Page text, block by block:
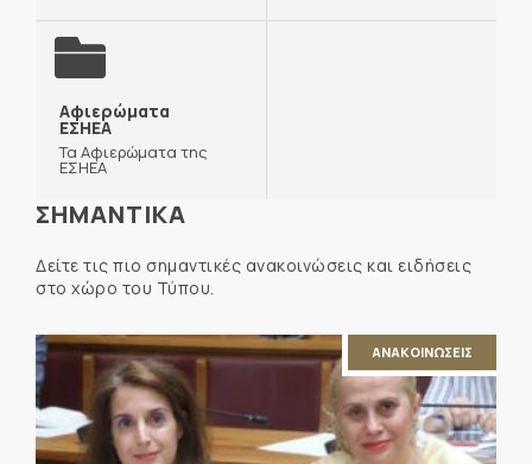
Αφιερώματα
ΕΣΗΕΑ
Τα Αφιερώματα της
ΕΣΗΕΑ
ΣΗΜΑΝΤΙΚΑ
Δείτε τις πιο σημαντικές ανακοινώσεις και ειδήσεις
στο χώρο του Τύπου.
ΑΝΑΚΟΙΝΩΣΕΙΣ